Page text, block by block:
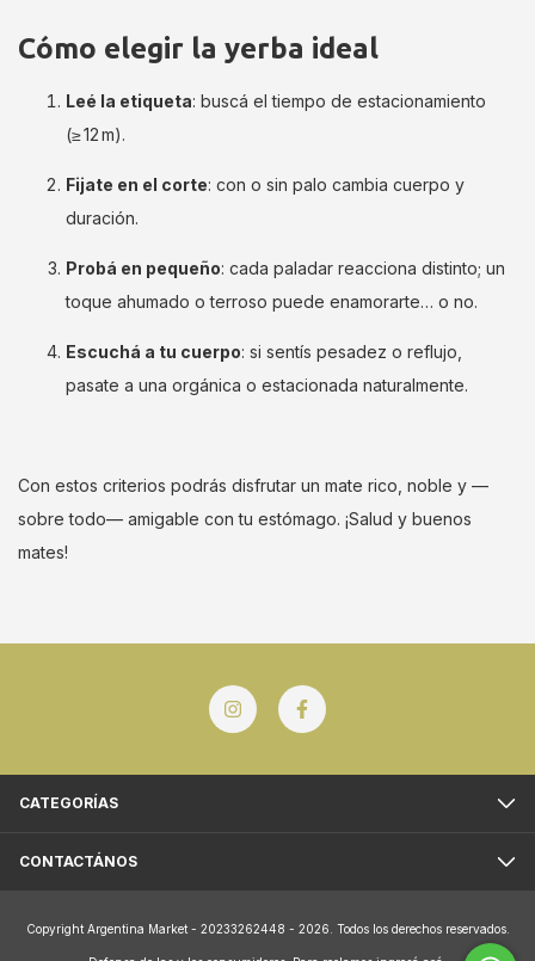
Cómo elegir la yerba ideal
Leé la etiqueta: buscá el tiempo de estacionamiento
(≥ 12 m).
Fijate en el corte: con o sin palo cambia cuerpo y
duración.
Probá en pequeño: cada paladar reacciona distinto; un
toque ahumado o terroso puede enamorarte… o no.
Escuchá a tu cuerpo: si sentís pesadez o reflujo,
pasate a una orgánica o estacionada naturalmente.
Con estos criterios podrás disfrutar un mate rico, noble y —
sobre todo— amigable con tu estómago. ¡Salud y buenos
mates!
CATEGORÍAS
CONTACTÁNOS
Copyright Argentina Market - 20233262448 - 2026. Todos los derechos reservados.